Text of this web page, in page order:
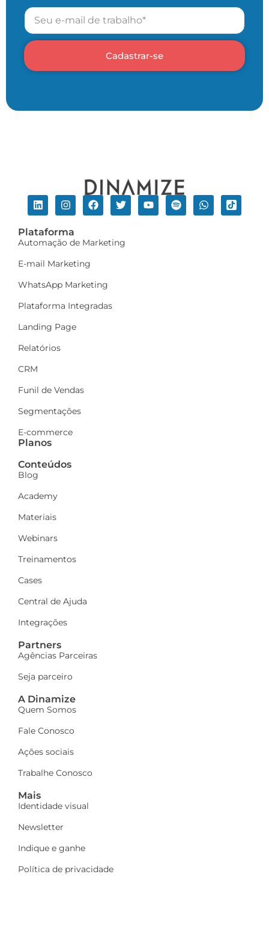
Cadastrar-se
Plataforma
Automação de Marketing
E-mail Marketing
WhatsApp Marketing
Plataforma Integradas
Landing Page
Relatórios
CRM
Funil de Vendas
Segmentações
E-commerce
Planos
Conteúdos
Blog
Academy
Materiais
Webinars
Treinamentos
Cases
Central de Ajuda
Integrações
Partners
Agências Parceiras
Seja parceiro
A Dinamize
Quem Somos
Fale Conosco
Ações sociais
Trabalhe Conosco
Mais
Identidade visual
Newsletter
Indique e ganhe
Política de privacidade